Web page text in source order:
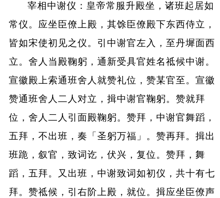
宰相中谢仪：皇帝常服升殿坐，诸班起居如
常仪。应坐臣僚上殿，其馀臣僚殿下东西侍立，
皆如宋使初见之仪。引中谢官左入，至丹墀面西
立。舍人当殿鞠躬，通新受具官姓名祗候中谢。
宣徽殿上索通班舍人就赞礼位，赞某官至。宣徽
赞通班舍人二人对立，揖中谢官鞠躬。赞就拜
位，舍人二人引面殿鞠躬。赞拜，中谢官舞蹈，
五拜，不出班，奏「圣躬万福」。赞再拜。揖出
班跪，叙官，致词讫，伏兴，复位。赞拜，舞
蹈，五拜。又出班，中谢致词如初仪，共十有七
拜。赞祗候，引右阶上殿，就位。揖应坐臣僚声